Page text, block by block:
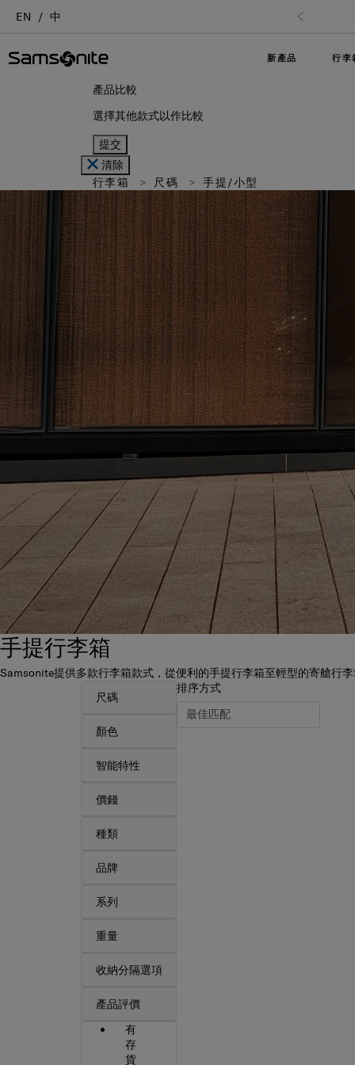
EN 中
新產品 行李
產品比較
選擇其他款式以作比較
提交
清除
行李箱
尺碼 手提/小型
手提行李箱
Samsonite提供多款行李箱款式，從便利的手提行李箱至輕型的寄艙行
尺碼
顏色
智能特性
價錢
種類
品牌
系列
重量
收納分隔選項
產品評價
有
存
貨
排序方式